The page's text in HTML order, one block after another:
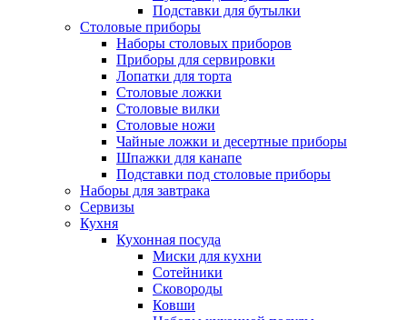
Подставки для бутылки
Столовые приборы
Наборы столовых приборов
Приборы для сервировки
Лопатки для торта
Столовые ложки
Столовые вилки
Столовые ножи
Чайные ложки и десертные приборы
Шпажки для канапе
Подставки под столовые приборы
Наборы для завтрака
Сервизы
Кухня
Кухонная посуда
Миски для кухни
Сотейники
Сковороды
Ковши